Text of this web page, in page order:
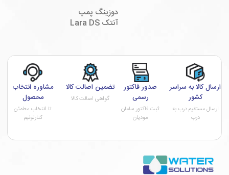
دوزینگ پمپ
آنتک Lara DS
ارسال کالا به سراسر
کشور
ارسال مستقیم درب به
درب
صدور فاکتور
رسمی
ثبت فاکتور سامان
مودیان
تضمین اصالت کالا
گواهی اصالت کالا
مشاوره انتخاب
محصول
تا انتخاب مطمئن
کنارتونیم